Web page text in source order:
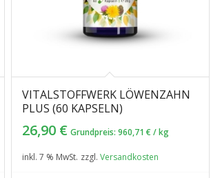
VITALSTOFFWERK LÖWEN­ZAHN
PLUS (60 KAPSELN)
26,90 € Grundpreis: 960,71 € /kg
inkl. 7 % MwSt. zzgl. Versandkosten